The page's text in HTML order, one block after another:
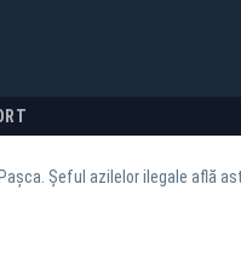
Șeful azilelor ilegale află